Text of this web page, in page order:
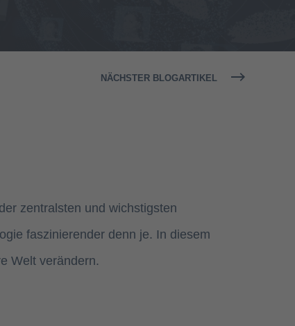
NÄCHSTER BLOGARTIKEL
zentralsten und wichstigsten
faszinierender denn je. In diesem
Welt verändern.